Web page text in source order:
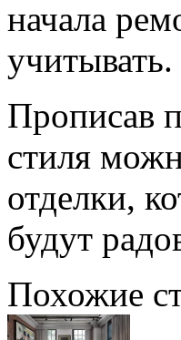
начала
учитывать.
Прописав
стиля
отделки,
будут
Похожие